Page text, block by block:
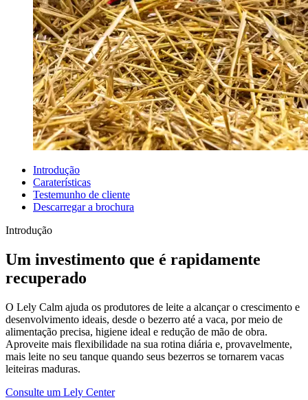
Introdução
Caraterísticas
Testemunho de cliente
Descarregar a brochura
Introdução
Um investimento que é rapidamente
recuperado
O Lely Calm ajuda os produtores de leite a alcançar o crescimento e
desenvolvimento ideais, desde o bezerro até a vaca, por meio de
alimentação precisa, higiene ideal e redução de mão de obra.
Aproveite mais flexibilidade na sua rotina diária e, provavelmente,
mais leite no seu tanque quando seus bezerros se tornarem vacas
leiteiras maduras.
Consulte um Lely Center